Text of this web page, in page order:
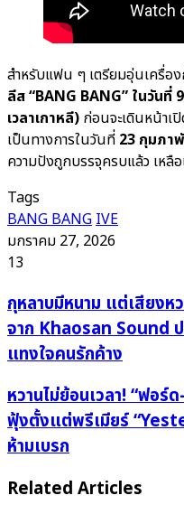
สำหรับแฟน ๆ เตรียมอุ่นเครื่อง
ลีส “BANG BANG” ในวันที่
เวลาเกาหลี) ก่อนจะเดินหน้าเ
เป็นทางการในวันที่ 23 กุมภา
ความปังถูกบรรจุครบแล้ว เหลื
Tags
BANG BANGIVE
มกราคม 27, 2026
13
กุหลาบ
มี
แต่
เสียง
หวาน
มี
พิษ!
ตี้”
กุหลาบมีหนาม แต่เสียง
จาก Khaosan Sound
แทงใจคนรักค้าง
หวาน
ไม่
ย้อน
เวลา!
“ฟ
อร์ด-
หวานไม่ย้อนเวลา! “ฟอร์
ฟุ้งตั้งแต่พรีเมียร์
ห้ามเบรก
Related Articles